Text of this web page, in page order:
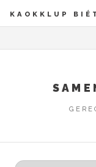
KAOKKLUP